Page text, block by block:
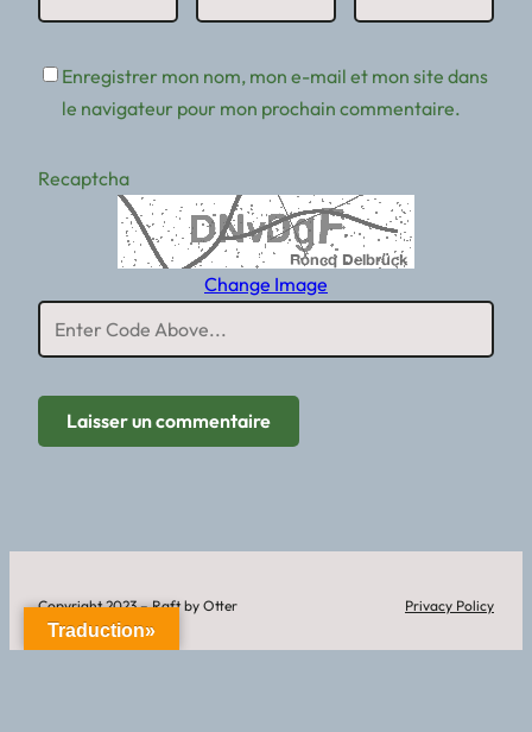
Enregistrer mon nom, mon e-mail et mon site dans
le navigateur pour mon prochain commentaire.
Recaptcha
Change Image
Copyright 2023 – Raft by Otter Privacy Policy
Traduction»